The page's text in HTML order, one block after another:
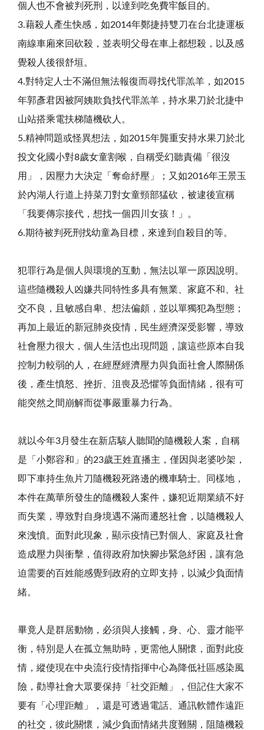
個人也不會被判死刑，以達到吃免費牢飯目的。
3.藉殺人產生快感，如2014年鄭捷持雙刀在台北捷運板
南線車廂來回砍殺，並表明父母在車上都想殺，以及感
覺殺人後很舒垣。
4.對特定人士不滿但無法報復而尋找代罪羔羊，如2015
年郭彥君因被阿姨欺負找代罪羔羊，持水果刀於北捷中
山站搭乘電扶梯隨機砍人。
5.精神問題或怪異想法，如2015年龔重安持水果刀於北
投文化國小對8歲女童割喉，自稱受幻聽責備「很沒
用」，因壓力大決定「奪命紓壓」；又如2016年王景玉
於內湖人行道上持菜刀對女童頸部猛砍，被逮後宣稱
「我要傳宗接代，想找一個四川女孩！」。
6.期待被判死刑找幼童為目標，來達到自殺目的等。
犯罪行為是個人與環境的互動，無法以單一原因說明。
這些隨機殺人凶嫌共同特性多具有無業、家庭不和、社
交不良，且敏感自卑、想法偏頗，並以單獨犯為型態；
再加上最近的新冠肺炎疫情，民生經濟深受影響，導致
社會壓力很大，個人生活也出現問題，讓這些原本自我
控制力較弱的人，在經歷經濟壓力與負面社會人際關係
後，產生憤怒、挫折、沮喪及恐懼等負面情緒，很有可
能突然之間崩解而從事嚴重暴力行為。
就以今年3月發生在新店駭人聽聞的隨機殺人案，自稱
是「小鄭容和」的23歲王姓直播主，僅因與老婆吵架，
即下車持生魚片刀隨機殺死路邊的機車騎士。同樣地，
本件在萬華所發生的隨機殺人案件，嫌犯近期業績不好
而失業，導致對自身境遇不滿而遷怒社會，以隨機殺人
來洩憤。面對此現象，顯示疫情已對個人、家庭及社會
造成壓力與衝擊，值得政府加快腳步緊急紓困，讓有急
迫需要的百姓能感覺到政府的立即支持，以減少負面情
緒。
畢竟人是群居動物，必須與人接觸，身、心、靈才能平
衡，特別是人在孤立無助時，更需他人關懷，面對此疫
情，縱使現在中央流行疫情指揮中心為降低社區感染風
險，勸導社會大眾要保持「社交距離」，但記住大家不
要有「心理距離」，還是可透過電話、通訊軟體作遠距
的社交，彼此關懷，減少負面情緒共度難關，阻隨機殺